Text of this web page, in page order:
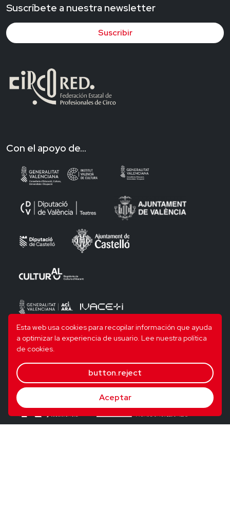
Esta web usa cookies para recopilar información que ayuda
a optimizar la experiencia de usuario. Lee nuestra política
de cookies.
button.reject
Aceptar
Suscríbete a nuestra newsletter
Suscribir
Con el apoyo de...